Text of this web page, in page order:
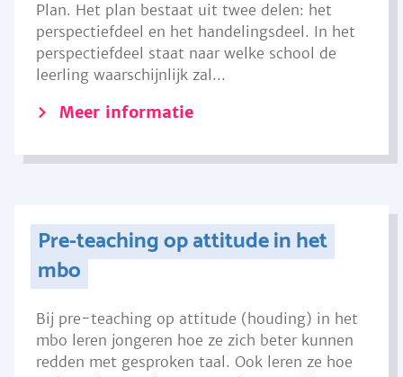
Plan. Het plan bestaat uit twee delen: het
perspectiefdeel en het handelingsdeel. In het
perspectiefdeel staat naar welke school de
leerling waarschijnlijk zal...
Meer informatie
Pre-teaching op attitude in het
mbo
Bij pre-teaching op attitude (houding) in het
mbo leren jongeren hoe ze zich beter kunnen
redden met gesproken taal. Ook leren ze hoe